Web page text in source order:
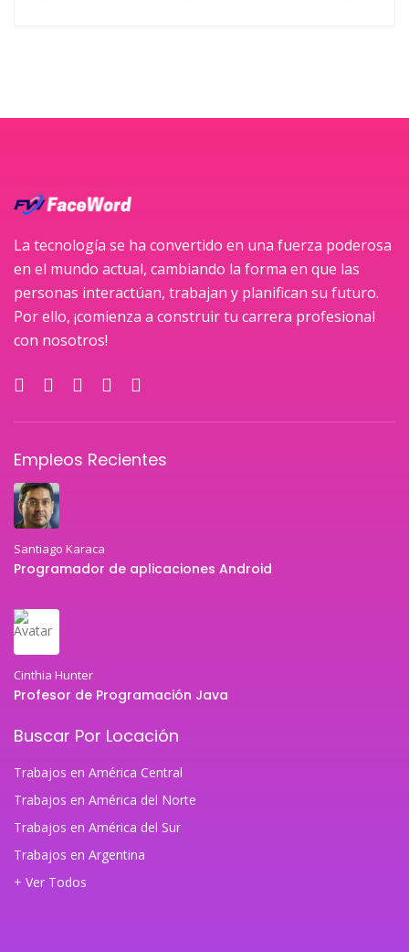
La tecnología se ha convertido en una fuerza poderosa
en el mundo actual, cambiando la forma en que las
personas interactúan, trabajan y planifican su futuro.
Por ello, ¡comienza a construir tu carrera profesional
con nosotros!
Empleos Recientes
Santiago Karaca
Programador de aplicaciones Android
Cinthia Hunter
Profesor de Programación Java
Buscar Por Locación
Trabajos en América Central
Trabajos en América del Norte
Trabajos en América del Sur
Trabajos en Argentina
+ Ver Todos